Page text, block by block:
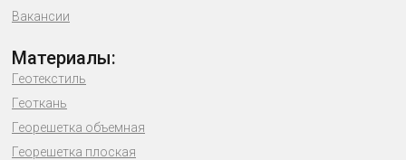
Вакансии
Материалы:
Геотекстиль
Геоткань
Георешетка объемная
Георешетка плоская